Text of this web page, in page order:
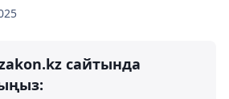
сайтында